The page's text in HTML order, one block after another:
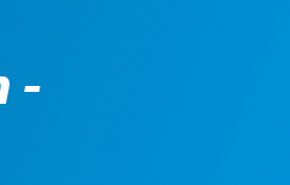
-